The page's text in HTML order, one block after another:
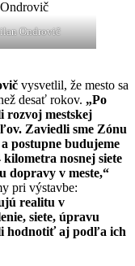
Ondrovič
vysvetlil, že mesto sa
desať rokov. „Po
rozvoj mestskej
Zaviedli sme Zónu
postupne budujeme
kilometra nosnej siete
dopravy v meste,“
pri výstavbe:
realitu v
siete, úpravu
hodnotiť aj podľa ich